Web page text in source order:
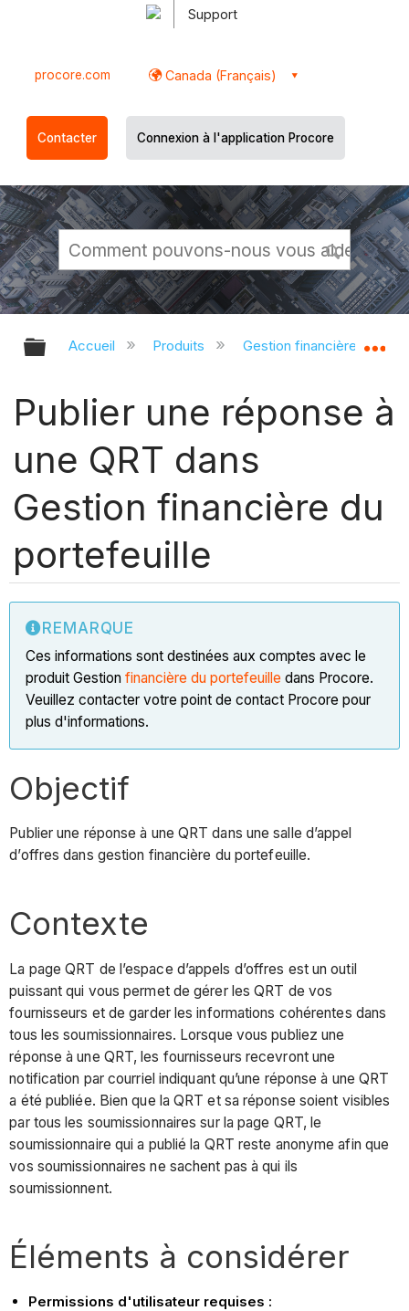
Support
procore.com Canada (Français)
Contacter Connexion à l'application Procore
Développer/réduire la hiérarchie
Accueil Produits Gestion financière du
Publier une réponse à
une QRT dans
Gestion financière du
portefeuille
REMARQUE
Ces informations sont destinées aux comptes avec le
produit Gestionfinancière du portefeuille dans Procore.
Veuillez contacter votre point de contact Procore pour
plus d'informations.
Objectif
Publier une réponse à une QRT dans une salle d’appel
d’offres dans gestion financière du portefeuille.
Contexte
La page QRT de l’espace d’appels d’offres est un outil
puissant qui vous permet de gérer les QRT de vos
fournisseurs et de garder les informations cohérentes dans
tous les soumissionnaires. Lorsque vous publiez une
réponse à une QRT, les fournisseurs recevront une
notification par courriel indiquant qu’une réponse à une QRT
a été publiée. Bien que la QRT et sa réponse soient visibles
par tous les soumissionnaires sur la page QRT, le
soumissionnaire qui a publié la QRT reste anonyme afin que
vos soumissionnaires ne sachent pas à qui ils
soumissionnent.
Éléments à considérer
Permissions d'utilisateur requises :